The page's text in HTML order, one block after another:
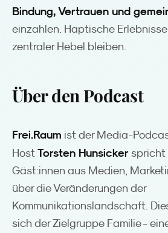
Bindung, Vertrauen und
einzahlen. Haptische
zentraler Hebel bleiben.
Über den Podcast
Frei.Raum ist der Media-
Host Torsten Hunsicker spricht
Gäst:innen aus Medien,
über die Veränderungen der
Kommunikationslandschaft.
sich der Zielgruppe Familie -